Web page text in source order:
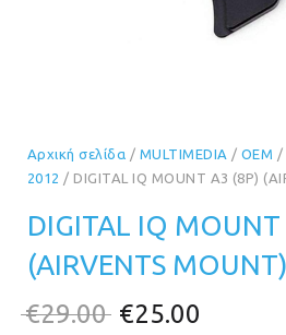
Αρχική σελίδα / MULTIMEDIA / OEM /
2012 / DIGITAL IQ MOUNT A3 (8P)
DIGITAL IQ MOUNT
(AIRVENTS MOUNT)
€29.00 Original
€25.00